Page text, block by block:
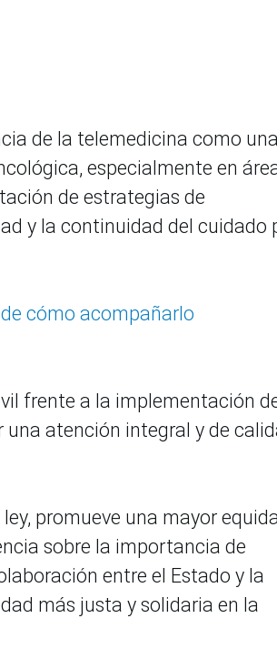
de la telemedicina como una
especialmente en
de estrategias de
y la continuidad del cuidado
cómo acompañarlo
frente a la implementación
atención integral y de
promueve una mayor
sobre la importancia de
entre el Estado y la
más justa y solidaria en la